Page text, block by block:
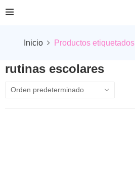
Inicio Productos
rutinas escolares